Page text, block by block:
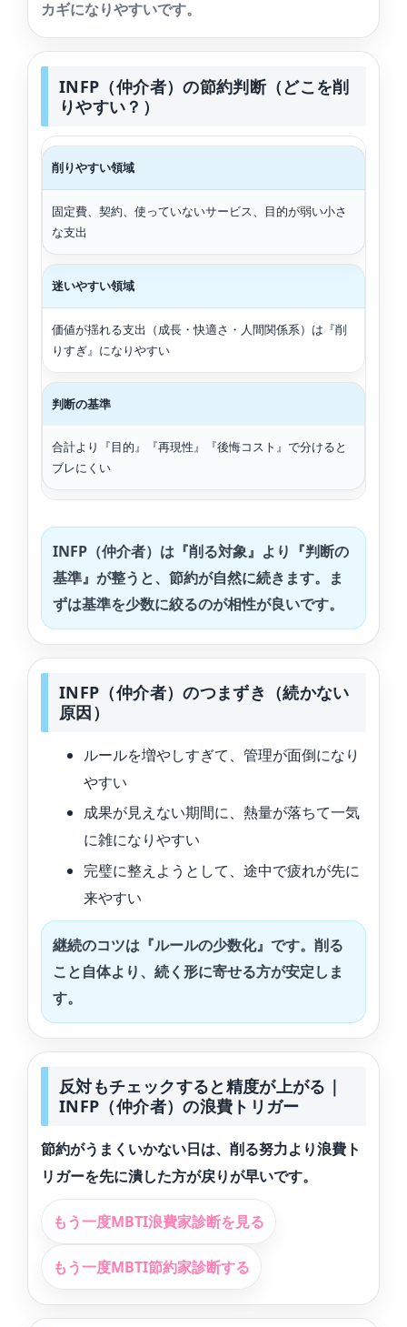
カギになりやすいです。
INFP（仲介者）の節約判断（どこを削
りやすい？）
削りやすい領域
固定費、契約、使っていないサービス、目的が弱い小さ
な支出
迷いやすい領域
価値が揺れる支出（成長・快適さ・人間関係系）は『削
りすぎ』になりやすい
判断の基準
合計より『目的』『再現性』『後悔コスト』で分けると
ブレにくい
INFP（仲介者）は『削る対象』より『判断の
基準』が整うと、節約が自然に続きます。ま
ずは基準を少数に絞るのが相性が良いです。
INFP（仲介者）のつまずき（続かない
原因）
ルールを増やしすぎて、管理が面倒になり
やすい
成果が見えない期間に、熱量が落ちて一気
に雑になりやすい
完璧に整えようとして、途中で疲れが先に
来やすい
継続のコツは『ルールの少数化』です。削る
こと自体より、続く形に寄せる方が安定しま
す。
反対もチェックすると精度が上がる｜
INFP（仲介者）の浪費トリガー
節約がうまくいかない日は、削る努力より浪費ト
リガーを先に潰した方が戻りが早いです。
もう一度MBTI浪費家診断を見る
もう一度MBTI節約家診断する